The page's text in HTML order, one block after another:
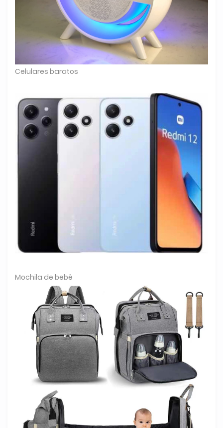
Celulares baratos
Mochila de bebê